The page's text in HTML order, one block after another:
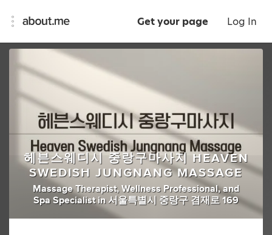
Get your page Log In
헤븐스웨디시 중랑구마사지 HEAVEN
SWEDISH JUNGNANG MASSAGE
Massage Therapist, Wellness Professional, and
Spa Specialist in 서울특별시 중랑구 겸재로 169